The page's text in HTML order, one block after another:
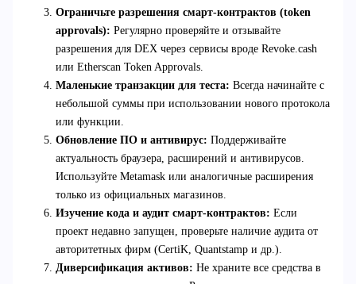
Ограничьте разрешения смарт-контрактов (token
approvals): Регулярно проверяйте и отзывайте
разрешения для DEX через сервисы вроде Revoke.cash
или Etherscan Token Approvals.
Маленькие транзакции для теста: Всегда начинайте с
небольшой суммы при использовании нового протокола
или функции.
Обновление ПО и антивирус: Поддерживайте
актуальность браузера, расширений и антивирусов.
Используйте Metamask или аналогичные расширения
только из официальных магазинов.
Изучение кода и аудит смарт-контрактов: Если
проект недавно запущен, проверьте наличие аудита от
авторитетных фирм (CertiK, Quantstamp и др.).
Диверсификация активов: Не храните все средства в